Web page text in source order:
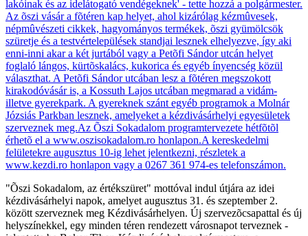
"Õszi Sokadalom, az értékszüret" mottóval indul útjára az idei
kézdivásárhelyi napok, amelyet augusztus 31. és szeptember 2.
között szerveznek meg Kézdivásárhelyen. Új szervezõcsapattal és új
helyszínekkel, egy minden téren rendezett városnapot terveznek -